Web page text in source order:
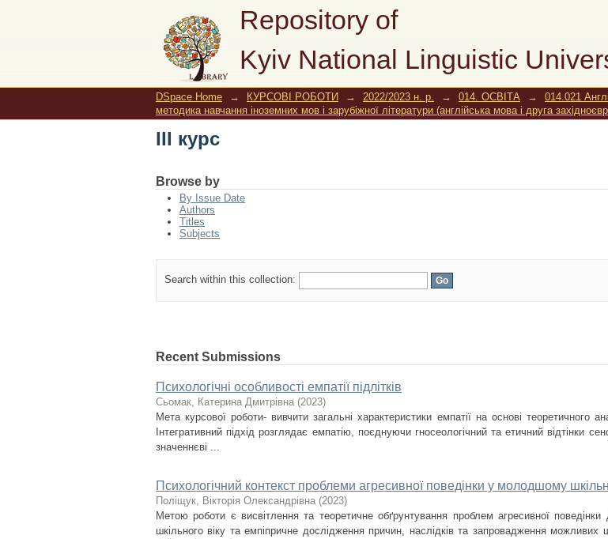
Repository of
Kyiv National Linguistic
III курс
DSpace Home → КУРСОВІ РОБОТИ → 2022/2023 н. р. → 014. ОСВІТА → 014.021
методика навчання іноземних мов і зарубіжної літератури (англійська мова і друга
III курс
Browse by
By Issue Date
Authors
Titles
Subjects
Search within this collection:
Recent Submissions
Психологічні особливості емпатії підлітків
Сьомак, Катерина Дмитрівна (2023)
Мета курсової роботи- вивчити загальні характеристики емпатії на основі теоретичного
Інтегративний підхід розглядає емпатію, поєднуючи гносеологічний та етичний відтінки
значеннєві ...
Психологічний контекст проблеми агресивної поведінки у молодшому
Поліщук, Вікторія Олександрівна (2023)
Метою роботи є висвітлення та теоретичне обґрунтування проблем агресивної поведінки
шкільного віку та емпіпричне дослідження причин, наслідків та запровадження можливих